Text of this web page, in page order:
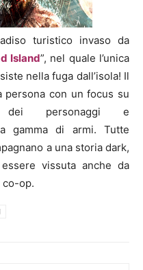
turistico invaso da
Island”, nel quale l’unica
nella fuga dall’isola! Il
persona con un focus su
dei personaggi e
gamma di armi. Tutte
a una storia dark,
vissuta anche da
co-op.